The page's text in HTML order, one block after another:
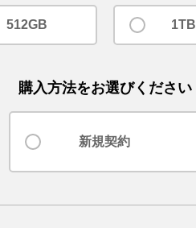
512GB 1TB
購入方法をお選びください
新規契約